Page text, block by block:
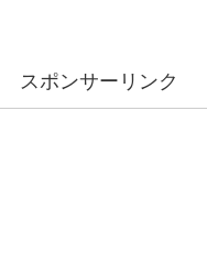
スポンサーリンク